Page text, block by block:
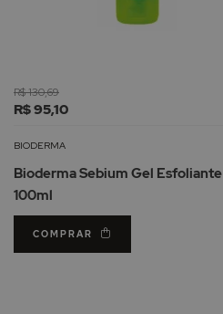
R$ 95,10
R$ 130,69
BIODERMA
Bioderma Sebium Gel Esfoliante
100ml
COMPRAR